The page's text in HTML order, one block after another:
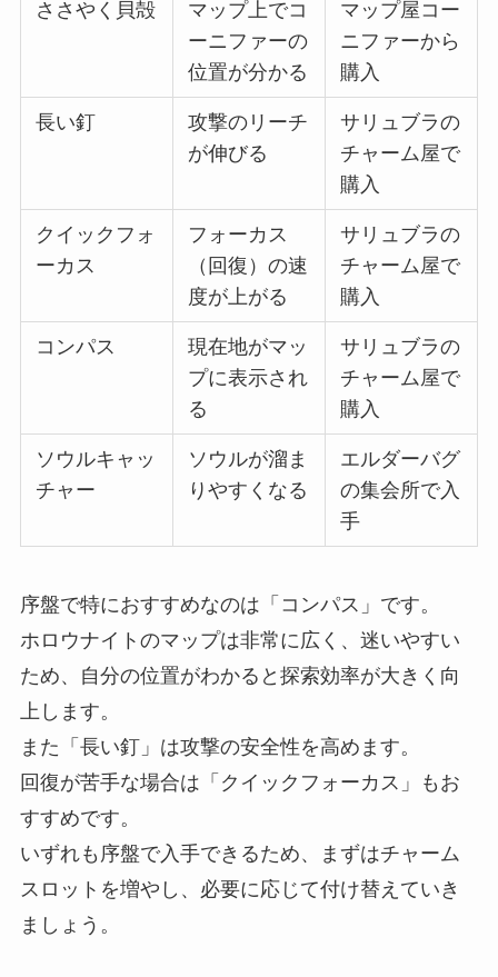
ささやく貝殻
マップ上でコ
ーニファーの
位置が分かる
マップ屋コー
ニファーから
購入
長い釘
攻撃のリーチ
が伸びる
サリュブラの
チャーム屋で
購入
クイックフォ
ーカス
フォーカス
（回復）の速
度が上がる
サリュブラの
チャーム屋で
購入
コンパス
現在地がマッ
プに表示され
る
サリュブラの
チャーム屋で
購入
ソウルキャッ
チャー
ソウルが溜ま
りやすくなる
エルダーバグ
の集会所で入
手
序盤で特におすすめなのは「コンパス」です。
ホロウナイトのマップは非常に広く、迷いやすい
ため、自分の位置がわかると探索効率が大きく向
上します。
また「長い釘」は攻撃の安全性を高めます。
回復が苦手な場合は「クイックフォーカス」もお
すすめです。
いずれも序盤で入手できるため、まずはチャーム
スロットを増やし、必要に応じて付け替えていき
ましょう。